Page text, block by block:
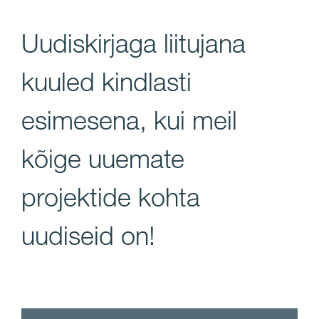
Uudiskirjaga liitujana
kuuled kindlasti
esimesena, kui meil
kõige uuemate
projektide kohta
uudiseid on!